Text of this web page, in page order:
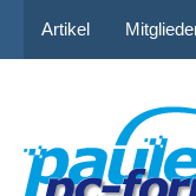
Artikel